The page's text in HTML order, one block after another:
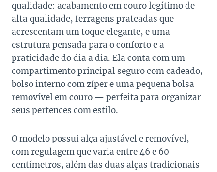
qualidade: acabamento em couro legítimo de
alta qualidade, ferragens prateadas que
acrescentam um toque elegante, e uma
estrutura pensada para o conforto e a
praticidade do dia a dia. Ela conta com um
compartimento principal seguro com cadeado,
bolso interno com zíper e uma pequena bolsa
removível em couro — perfeita para organizar
seus pertences com estilo.
O modelo possui alça ajustável e removível,
com regulagem que varia entre 46 e 60
centímetros, além das duas alças tradicionais